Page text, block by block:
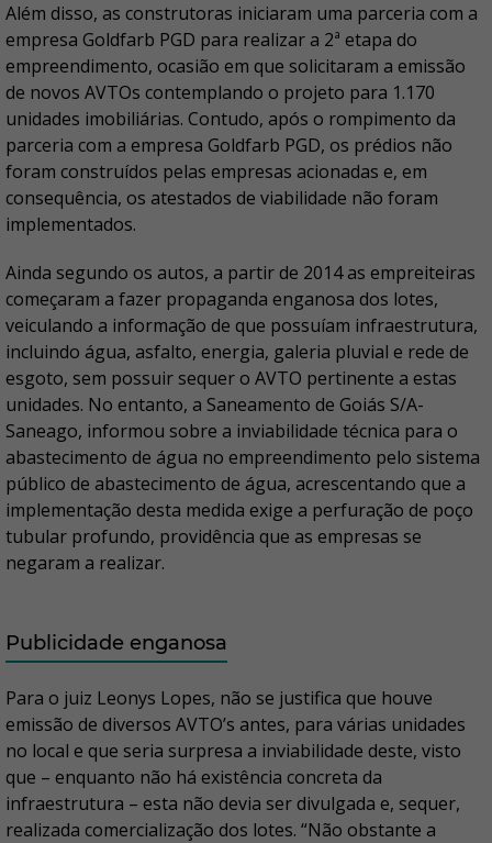
Além disso, as construtoras iniciaram uma parceria com a
empresa Goldfarb PGD para realizar a 2ª etapa do
empreendimento, ocasião em que solicitaram a emissão
de novos AVTOs contemplando o projeto para 1.170
unidades imobiliárias. Contudo, após o rompimento da
parceria com a empresa Goldfarb PGD, os prédios não
foram construídos pelas empresas acionadas e, em
consequência, os atestados de viabilidade não foram
implementados.
Ainda segundo os autos, a partir de 2014 as empreiteiras
começaram a fazer propaganda enganosa dos lotes,
veiculando a informação de que possuíam infraestrutura,
incluindo água, asfalto, energia, galeria pluvial e rede de
esgoto, sem possuir sequer o AVTO pertinente a estas
unidades. No entanto, a Saneamento de Goiás S/A-
Saneago, informou sobre a inviabilidade técnica para o
abastecimento de água no empreendimento pelo sistema
público de abastecimento de água, acrescentando que a
implementação desta medida exige a perfuração de poço
tubular profundo, providência que as empresas se
negaram a realizar.
Publicidade enganosa
Para o juiz Leonys Lopes, não se justifica que houve
emissão de diversos AVTO’s antes, para várias unidades
no local e que seria surpresa a inviabilidade deste, visto
que – enquanto não há existência concreta da
infraestrutura – esta não devia ser divulgada e, sequer,
realizada comercialização dos lotes. “Não obstante a